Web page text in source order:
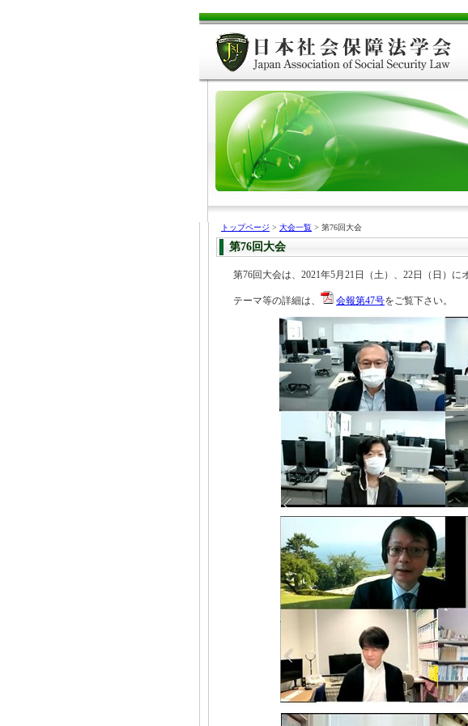
トップページ > 大会一覧 > 第76回大会
第76回大会
第76回大会は、2021年5月21日（土）、22日（日）に
テーマ等の詳細は、 会報第47号をご覧下さい。